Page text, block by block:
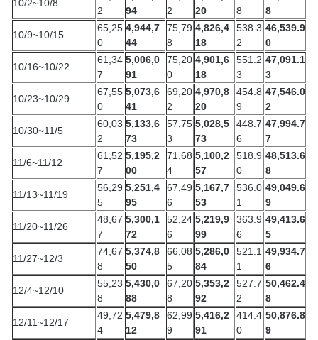
10/2~10/8
2
94
2
20
8
8
10/9~10/15
65,25
0
4,944,7
44
75,79
8
4,826,4
18
538.3
2
46,539.9
0
10/16~10/22
61,34
7
5,006,0
91
75,20
0
4,901,6
18
551.2
3
47,091.1
3
10/23~10/29
67,55
0
5,073,6
41
69,20
2
4,970,8
20
454.8
9
47,546.0
2
10/30~11/5
60,03
2
5,133,6
73
57,75
3
5,028,5
73
448.7
6
47,994.7
7
11/6~11/12
61,52
7
5,195,2
00
71,68
4
5,100,2
57
518.9
0
48,513.6
8
11/13~11/19
56,29
5
5,251,4
95
67,49
6
5,167,7
53
536.0
1
49,049.6
9
11/20~11/26
48,67
7
5,300,1
72
52,24
6
5,219,9
99
363.9
6
49,413.6
5
11/27~12/3
74,67
8
5,374,8
50
66,08
5
5,286,0
84
521.1
1
49,934.7
6
12/4~12/10
55,23
8
5,430,0
88
67,20
8
5,353,2
92
527.7
2
50,462.4
8
12/11~12/17
49,72
4
5,479,8
12
62,99
9
5,416,2
91
414.4
0
50,876.8
9